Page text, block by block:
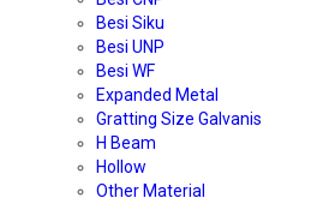
Besi Siku
Besi UNP
Besi WF
Expanded Metal
Gratting Size Galvanis
H Beam
Hollow
Other Material